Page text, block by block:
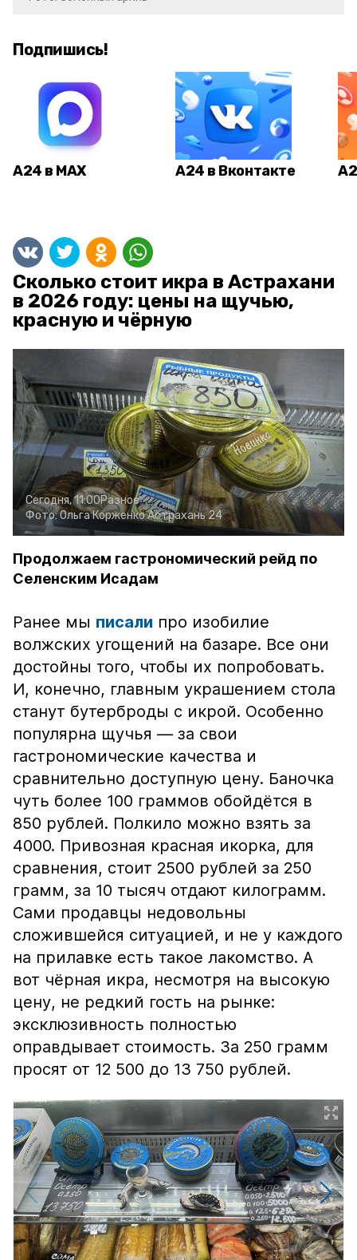
Подпишись!
А24 в MAX А24 в Вконтакте
Сколько стоит икра в Астрахани
в 2026 году: цены на щучью,
красную и чёрную
Сегодня, 11:00Разное
Фото:Ольга КорженкоАстрахань 24
Продолжаем гастрономический рейд по
Селенским Исадам
Ранее мы писали про изобилие
волжских угощений на базаре. Все они
достойны того, чтобы их попробовать.
И, конечно, главным украшением стола
станут бутерброды с икрой. Особенно
популярна щучья — за свои
гастрономические качества и
сравнительно доступную цену. Баночка
чуть более 100 граммов обойдётся в
850 рублей. Полкило можно взять за
4000. Привозная красная икорка, для
сравнения, стоит 2500 рублей за 250
грамм, за 10 тысяч отдают килограмм.
Сами продавцы недовольны
сложившейся ситуацией, и не у каждого
на прилавке есть такое лакомство. А
вот чёрная икра, несмотря на высокую
цену, не редкий гость на рынке:
эксклюзивность полностью
оправдывает стоимость. За 250 грамм
просят от 12 500 до 13 750 рублей.